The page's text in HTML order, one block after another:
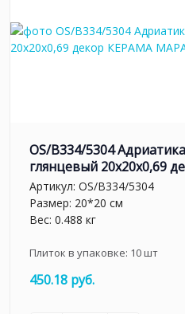
OS/B334/5304
глянцевый 20x20x0,69
Артикул: OS/B334/5304
Размер: 20*20 см
Вес: 0.488 кг
Плиток в упаковке: 10шт
450.18 руб.